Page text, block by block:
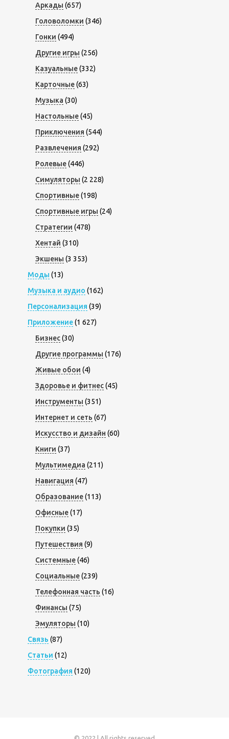
Аркады (657)
Головоломки (346)
Гонки (494)
Другие игры (256)
Казуальные(332)
Карточные(63)
Музыка (30)
Настольные(45)
Приключения (544)
Развлечения (292)
Ролевые(446)
Симуляторы (2 228)
Спортивные(198)
Спортивные игры (24)
Стратегии (478)
Хентай (310)
Экшены (3 353)
Моды (13)
Музыка и аудио (162)
Персонализация (39)
Приложение(1 627)
Бизнес(30)
Другие программы (176)
Живые обои (4)
Здоровье и фитнес(45)
Инструменты (351)
Интернет и сеть (67)
Искусство и дизайн (60)
Книги (37)
Мультимедиа (211)
Навигация (47)
Образование(113)
Офисные(17)
Покупки (35)
Путешествия (9)
Системные(46)
Социальные(239)
Телефонная часть (16)
Финансы (75)
Эмуляторы (10)
Связь (87)
Статьи (12)
Фотография (120)